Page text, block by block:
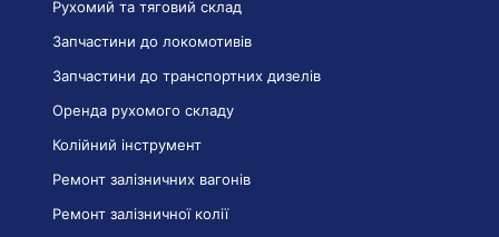
Рухомий та тяговий склад
Запчастини до локомотивів
Запчастини до транспортних дизелів
Оренда рухомого складу
Колійний інструмент
Ремонт залізничних вагонів
Ремонт залізничної колії